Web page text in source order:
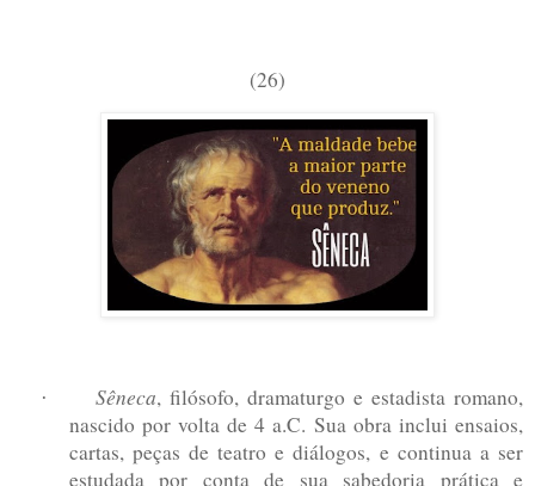
(26)
· Sêneca, filósofo, dramaturgo e estadista romano,
nascido por volta de 4 a.C. Sua obra inclui ensaios,
cartas, peças de teatro e diálogos, e continua a ser
estudada por conta de sua sabedoria prática e